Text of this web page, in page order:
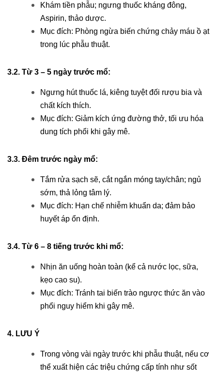
Khám tiền phẫu; ngưng thuốc kháng đông,
Aspirin, thảo dược.
Mục đích: Phòng ngừa biến chứng chảy máu ồ ạt
trong lúc phẫu thuật.
3.2. Từ 3 – 5 ngày trước mổ:
Ngưng hút thuốc lá, kiêng tuyệt đối rượu bia và
chất kích thích.
Mục đích: Giảm kích ứng đường thở, tối ưu hóa
dung tích phổi khi gây mê.
3.3. Đêm trước ngày mổ:
Tắm rửa sạch sẽ, cắt ngắn móng tay/chân; ngủ
sớm, thả lỏng tâm lý.
Mục đích: Hạn chế nhiễm khuẩn da; đảm bảo
huyết áp ổn định.
3.4. Từ 6 – 8 tiếng trước khi mổ:
Nhịn ăn uống hoàn toàn (kể cả nước lọc, sữa,
kẹo cao su).
Mục đích: Tránh tai biến trào ngược thức ăn vào
phổi nguy hiểm khi gây mê.
4. LƯU Ý
Trong vòng vài ngày trước khi phẫu thuật, nếu cơ
thể xuất hiện các triệu chứng cấp tính như sốt